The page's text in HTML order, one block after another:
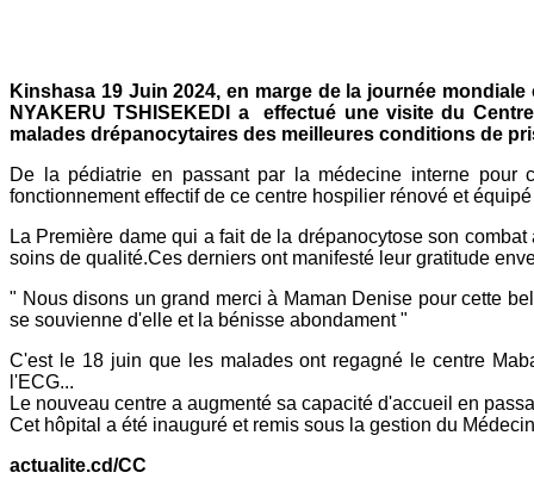
Kinshasa 19 Juin 2024, en marge de la journée
NYAKERU TSHISEKEDI a effectué une visite du
malades drépanocytaires des meilleures conditions de
De la pédiatrie en passant par la médecine interne
fonctionnement effectif de ce centre hospilier rénové et
La Première dame qui a fait de la drépanocytose son
soins de qualité.Ces derniers ont manifesté leur gratitude
" Nous disons un grand merci à Maman Denise pour cette
se souvienne d'elle et la bénisse abondament "
C'est le 18 juin que les malades ont regagné le centre
l'ECG...
Le nouveau centre a augmenté sa capacité d'accueil en
Cet hôpital a été inauguré et remis sous la gestion du
actualite.cd/CC